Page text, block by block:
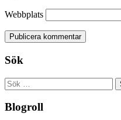
Webbplats
Sök
Sök
efter:
Blogroll